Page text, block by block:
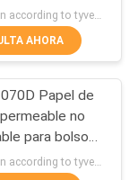
de
1511
negociation according to tyvek paper customized size and quantity MOQ:100 metros cuadrados
AHORA
Papel de
no
para bolso
negociation according to tyvek paper customized size and quantity MOQ:100 metros cuadrados